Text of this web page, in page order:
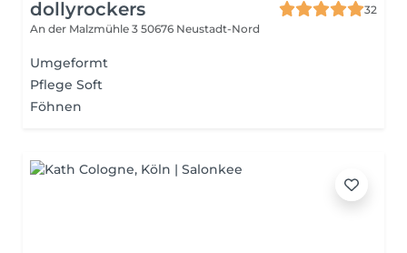
dollyrockers
32
An der Malzmühle 3 50676 Neustadt-Nord
Umgeformt
Pflege Soft
Föhnen